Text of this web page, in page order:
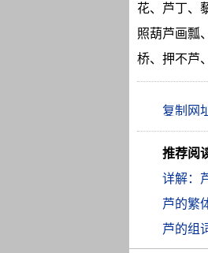
花、芦丁、
照葫芦画瓢
桥、押不芦
推荐阅
详解：
芦的繁
芦的组